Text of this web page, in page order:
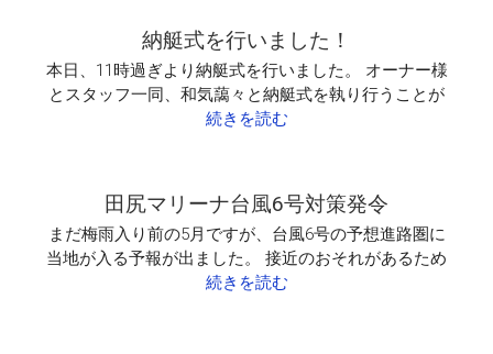
納艇式を行いました！
本日、11時過ぎより納艇式を行いました。 オーナー様
とスタッフ一同、和気藹々と納艇式を執り行うことが
続きを読む
田尻マリーナ台風6号対策発令
まだ梅雨入り前の5月ですが、台風6号の予想進路圏に
当地が入る予報が出ました。 接近のおそれがあるため
続きを読む